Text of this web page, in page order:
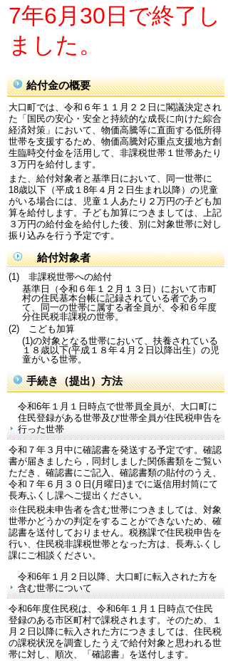
7年6月30日で終了し
ました。
給付金の概要
大口町では、令和６年１１月２２日に閣議決定され
た「国民の安心・安全と持続的な成長に向けた綜合
経済対策」において、物価高騰等に直面する低所得
世帯を支援するため、物価高騰対応重点支援地方創
生臨時交付金を活用して、非課税世帯１世帯あたり
３万円を給付します。
また、給付対象者と基準日において、同一世帯に
18歳以下（平成１8年４月２日生まれ以降）の児童
がいる場合には、児童１人あたり２万円の子ども加
算を給付します。子ども加算につきましては、上記
３万円の給付金を給付した後、別に対象世帯に対し
振り込みを行う予定です。
給付対象者
(1) 非課税世帯への給付
基準日（令和６年１２月１３日）において市町
村の住民基本台帳に記録されている者であっ
て、同一の世帯に属する者全員が、令和６年度
分住民税非課税の世帯。
(2) こども加算
(1)の対象となる世帯において、扶養されている
１８歳以下(平成１８年４月２日以降出生）の児
童がいる世帯。
手続き（提出）方法
令和6年１月１日時点で世帯員全員が、大口町に
住民登録がある世帯及び世帯全員が住民税申告を
行った世帯
令和７年３月中に確認書を発送する予定です。確認
書が届きましたら，同封しました関係書類をご覧い
ただき、確認書にご記入、確認書類の貼付のうえ、
令和７年６月３０日(月曜日)までに返信用封筒にて
長寿ふくし課へご提出ください。
※住民税未申告者を含む世帯につきましては、対象
世帯かどうかの判定をすることができないため、確
認書を送付しておりません。税務課で住民税申告を
行い、住民税非課税世帯となった方は、長寿ふくし
課にご相談ください。
令和6年１月２日以降、大口町に転入された方を
含む世帯について
令和6年度住民税は、令和6年１月１日時点で住民
登録のある市区町村で課税されます。そのため、１
月２日以降に転入された方につきましては、住民税
の課税状況を調査したうえで給付対象と思われる世
帯に対し、順次、「確認書」を送付します。